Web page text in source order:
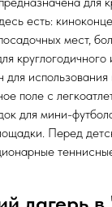
есть:
мест,
круглогодичного
использования
поле с
для мини-
Перед